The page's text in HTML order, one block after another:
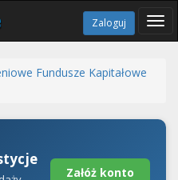
Zaloguj
Fundusze Kapitałowe
Załóż konto